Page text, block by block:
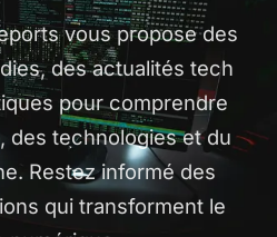
vous propose des
des actualités tech
pour comprendre
des technologies et du
Restez informé des
qui transforment le